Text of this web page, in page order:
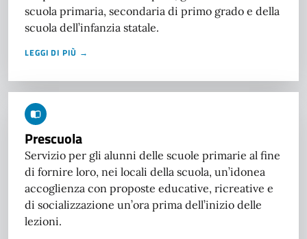
scuola primaria, secondaria di primo grado e della
scuola dell’infanzia statale.
LEGGI DI PIÙ →
Prescuola
Servizio per gli alunni delle scuole primarie al fine
di fornire loro, nei locali della scuola, un’idonea
accoglienza con proposte educative, ricreative e
di socializzazione un’ora prima dell’inizio delle
lezioni.